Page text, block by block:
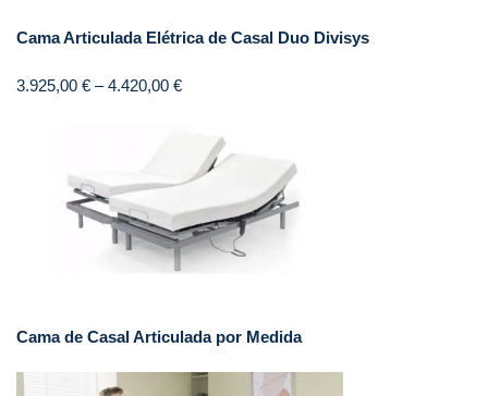
Cama Articulada Elétrica de Casal Duo Divisys
3.925,00 € – 4.420,00 €
Cama de Casal Articulada por Medida